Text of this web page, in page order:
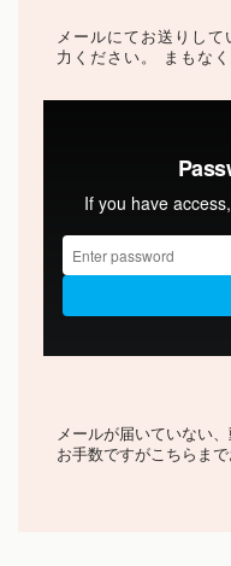
メールにてお送りし
力ください。
まもな
メールが届いていない
お手数ですがこちらま